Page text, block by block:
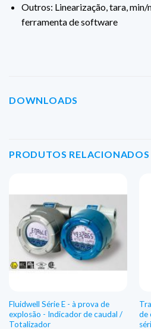
Outros: Linearização, tara, min/
ferramenta de software
DOWNLOADS
PRODUTOS RELACIONADOS
Fluidwell Série E - à prova de
explosão - Indicador de caudal /
Totalizador
de